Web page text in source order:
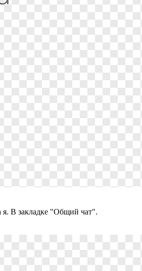
я. В закладке "Общий чат".